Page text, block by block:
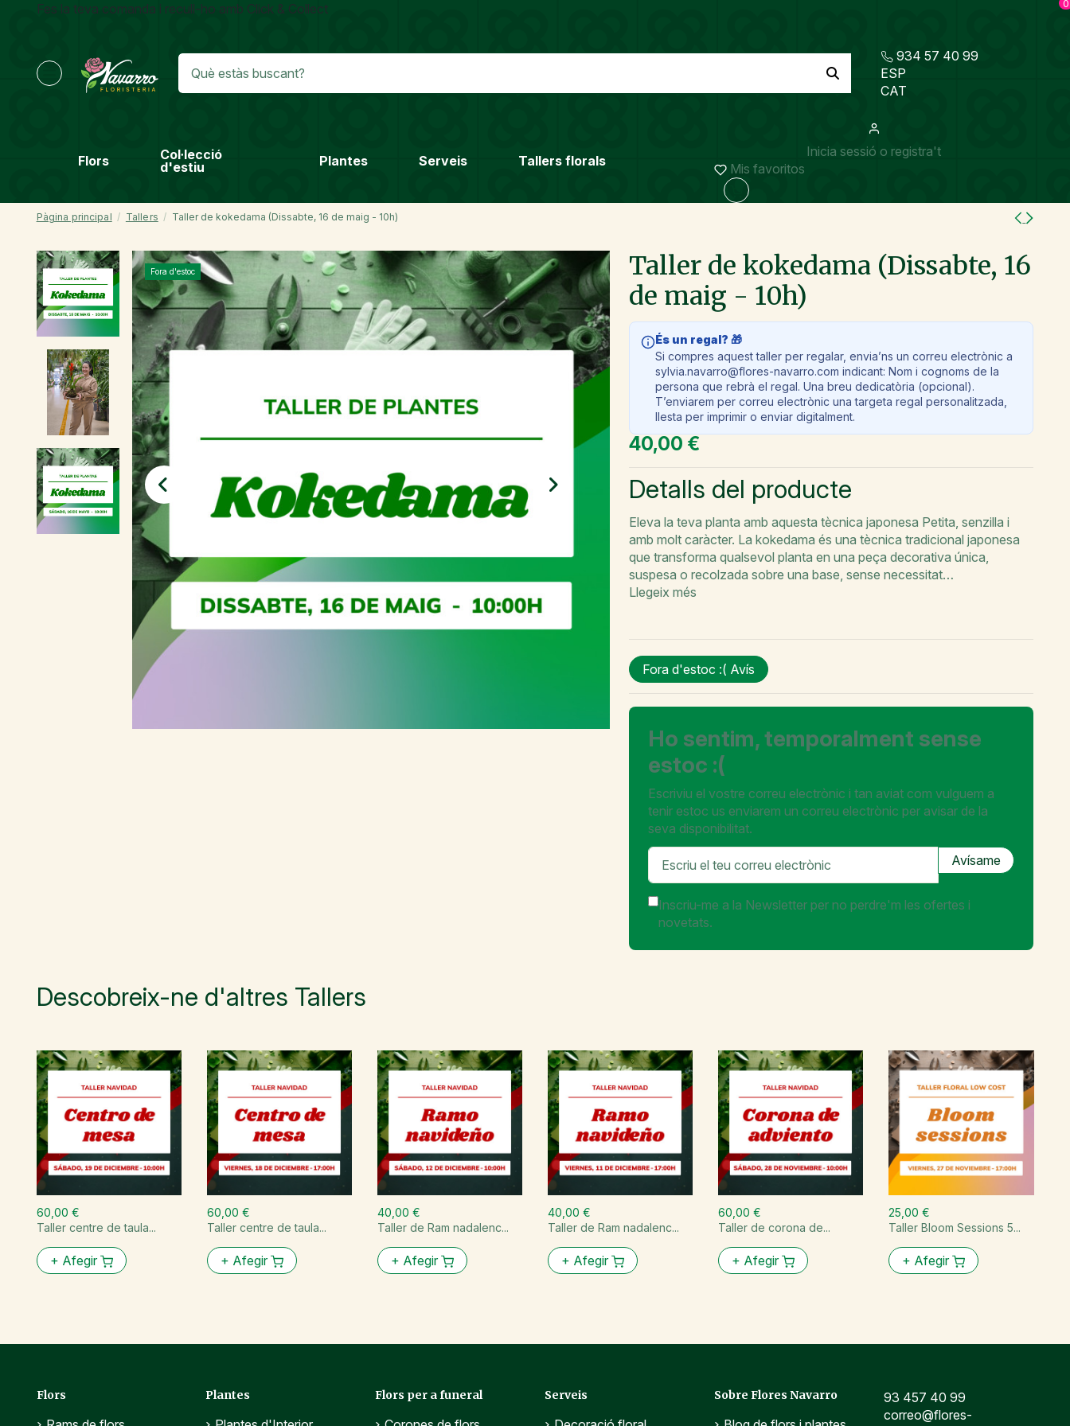
Fes la teva comanda i recull-ho amb Click & Collect
934 57 40 99
ESP
CAT
Flors
Col·lecció
d'estiu
Plantes Serveis Tallers florals
Inicia sessió o registra't
Mis favoritos
0
Pàgina principal Tallers Taller de kokedama (Dissabte, 16 de maig - 10h)
Fora d'estoc
Taller de kokedama (Dissabte, 16
de maig - 10h)
És un regal? 🎁
Si compres aquest taller per regalar, envia’ns un correu electrònic a
sylvia.navarro@flores-navarro.com indicant: Nom i cognoms de la
persona que rebrà el regal. Una breu dedicatòria (opcional).
T’enviarem per correu electrònic una targeta regal personalitzada,
llesta per imprimir o enviar digitalment.
40,00 €
Detalls del producte
Eleva la teva planta amb aquesta tècnica japonesa Petita, senzilla i
amb molt caràcter. La kokedama és una tècnica tradicional japonesa
que transforma qualsevol planta en una peça decorativa única,
suspesa o recolzada sobre una base, sense necessitat…
Llegeix més
Fora d'estoc :( Avís
Ho sentim, temporalment sense
estoc :(
Escriviu el vostre correu electrònic i tan aviat com vulguem a
tenir estoc us enviarem un correu electrònic per avisar de la
seva disponibilitat.
Inscriu-me a la Newsletter per no perdre'm les ofertes i
novetats.
Descobreix-ne d'altres Tallers
60,00 €
Taller centre de taula...
+ Afegir
60,00 €
Taller centre de taula...
+ Afegir
40,00 €
Taller de Ram nadalenc...
+ Afegir
40,00 €
Taller de Ram nadalenc...
+ Afegir
60,00 €
Taller de corona de...
+ Afegir
25,00 €
Taller Bloom Sessions 5...
+ Afegir
Flors Plantes Flors per a funeral Serveis Sobre Flores Navarro
93 457 40 99
correo@flores-